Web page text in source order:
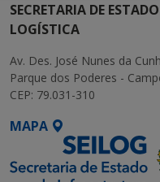
SECRETARIA DE
LOGÍSTICA
Av. Des. José Nunes da
Parque dos Poderes -
CEP: 79.031-310
MAPA